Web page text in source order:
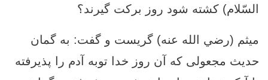
السّلام) كشته شود روز بركت گيرند؟
ميثم (رضي الله عنه) گريست و گفت: به گمان
حديث مجعولى كه آن روز خدا توبه آدم را پذيرفته